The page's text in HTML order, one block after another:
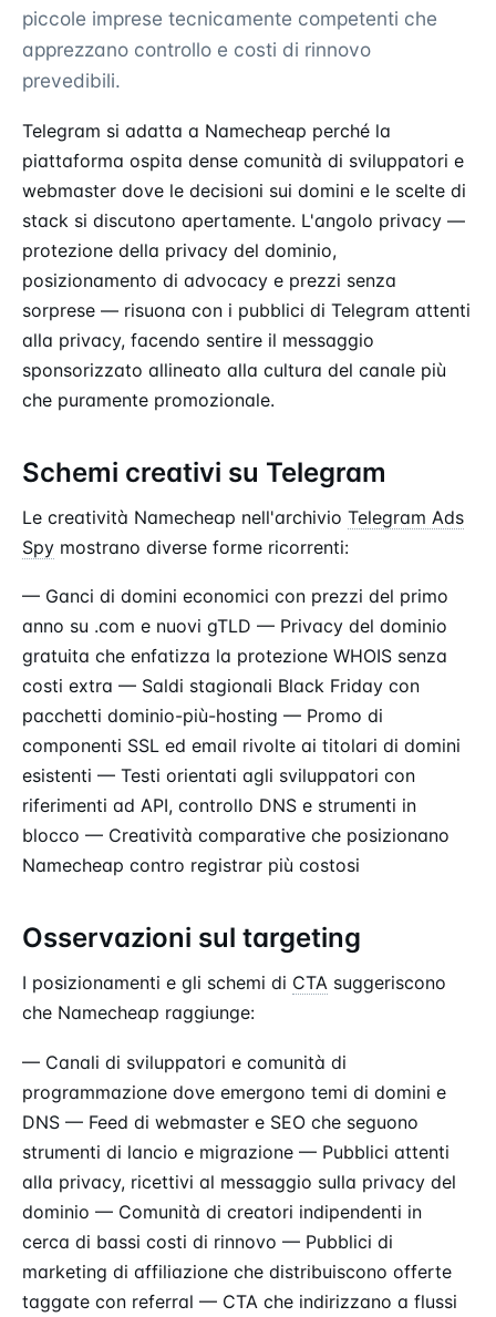
piccole imprese tecnicamente competenti che
apprezzano controllo e costi di rinnovo
prevedibili.
Telegram si adatta a Namecheap perché la
piattaforma ospita dense comunità di sviluppatori e
webmaster dove le decisioni sui domini e le scelte di
stack si discutono apertamente. L'angolo privacy —
protezione della privacy del dominio,
posizionamento di advocacy e prezzi senza
sorprese — risuona con i pubblici di Telegram attenti
alla privacy, facendo sentire il messaggio
sponsorizzato allineato alla cultura del canale più
che puramente promozionale.
Schemi creativi su Telegram
Le creatività Namecheap nell'archivio Telegram Ads
Spy mostrano diverse forme ricorrenti:
— Ganci di domini economici con prezzi del primo
anno su .com e nuovi gTLD — Privacy del dominio
gratuita che enfatizza la protezione WHOIS senza
costi extra — Saldi stagionali Black Friday con
pacchetti dominio-più-hosting — Promo di
componenti SSL ed email rivolte ai titolari di domini
esistenti — Testi orientati agli sviluppatori con
riferimenti ad API, controllo DNS e strumenti in
blocco — Creatività comparative che posizionano
Namecheap contro registrar più costosi
Osservazioni sul targeting
I posizionamenti e gli schemi di CTA suggeriscono
che Namecheap raggiunge:
— Canali di sviluppatori e comunità di
programmazione dove emergono temi di domini e
DNS — Feed di webmaster e SEO che seguono
strumenti di lancio e migrazione — Pubblici attenti
alla privacy, ricettivi al messaggio sulla privacy del
dominio — Comunità di creatori indipendenti in
cerca di bassi costi di rinnovo — Pubblici di
marketing di affiliazione che distribuiscono offerte
taggate con referral — CTA che indirizzano a flussi